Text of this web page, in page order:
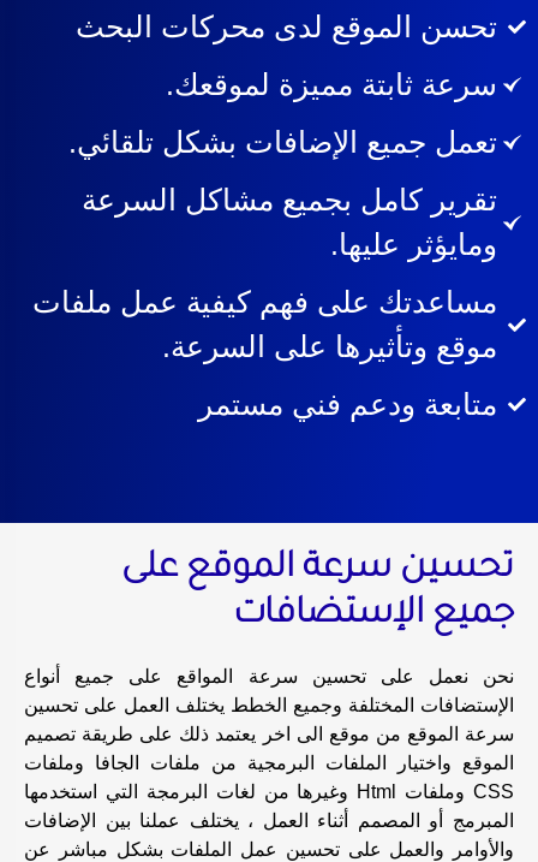
تحسن الموقع لدى محركات البحث
سرعة ثابتة مميزة لموقعك.
تعمل جميع الإضافات بشكل تلقائي.
تقرير كامل بجميع مشاكل السرعة
ومايؤثر عليها.
مساعدتك على فهم كيفية عمل ملفات
موقع وتأثيرها على السرعة.
متابعة ودعم فني مستمر
تحسين سرعة الموقع على
جميع الإستضافات
نحن نعمل على تحسين سرعة المواقع على جميع أنواع
الإستضافات المختلفة وجميع الخطط يختلف العمل على تحسين
سرعة الموقع من موقع الى اخر يعتمد ذلك على طريقة تصميم
الموقع واختيار الملفات البرمجية من ملفات الجافا وملفات
CSS وملفات Html وغيرها من لغات البرمجة التي استخدمها
المبرمج أو المصمم أثناء العمل ، يختلف عملنا بين الإضافات
والأوامر والعمل على تحسين عمل الملفات بشكل مباشر عن